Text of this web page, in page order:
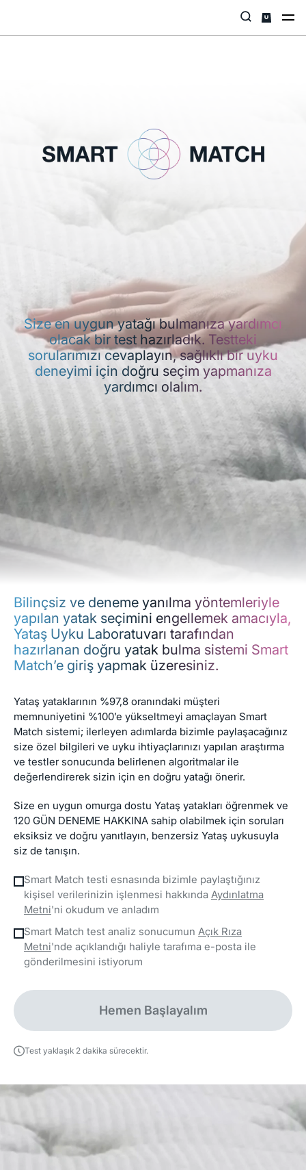
Size en uygun yatağı bulmanıza yardımcı
olacak bir test hazırladık. Testteki
sorularımızı cevaplayın, sağlıklı bir uyku
deneyimi için doğru seçim yapmanıza
yardımcı olalım.
Bilinçsiz ve deneme yanılma yöntemleriyle
yapılan yatak seçimini engellemek amacıyla,
Yataş Uyku Laboratuvarı tarafından
hazırlanan doğru yatak bulma sistemi Smart
Match’e giriş yapmak üzeresiniz.
Yataş yataklarının %97,8 oranındaki müşteri
memnuniyetini %100’e yükseltmeyi amaçlayan Smart
Match sistemi; ilerleyen adımlarda bizimle paylaşacağınız
size özel bilgileri ve uyku ihtiyaçlarınızı yapılan araştırma
ve testler sonucunda belirlenen algoritmalar ile
değerlendirerek sizin için en doğru yatağı önerir.
Size en uygun omurga dostu Yataş yatakları öğrenmek ve
120 GÜN DENEME HAKKINA sahip olabilmek için soruları
eksiksiz ve doğru yanıtlayın, benzersiz Yataş uykusuyla
siz de tanışın.
Smart Match testi esnasında bizimle paylaştığınız
kişisel verilerinizin işlenmesi hakkında Aydınlatma
Metni'ni okudum ve anladım
Smart Match test analiz sonucumun Açık Rıza
Metni'nde açıklandığı haliyle tarafıma e-posta ile
gönderilmesini istiyorum
Hemen Başlayalım
Test yaklaşık 2 dakika sürecektir.